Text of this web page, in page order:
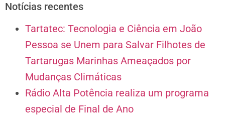
Notícias recentes
Tartatec: Tecnologia e Ciência em João
Pessoa se Unem para Salvar Filhotes de
Tartarugas Marinhas Ameaçados por
Mudanças Climáticas
Rádio Alta Potência realiza um programa
especial de Final de Ano